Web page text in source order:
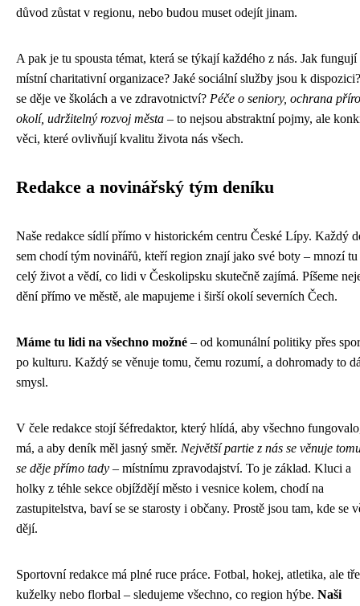
důvod zůstat v regionu, nebo budou muset odejít jinam.
A pak je tu spousta témat, která se týkají každého z nás. Jak fungují
místní charitativní organizace? Jaké sociální služby jsou k
se děje ve školách a ve zdravotnictví? Péče o seniory, ochrana
okolí, udržitelný rozvoj města – to nejsou abstraktní pojmy, ale
věci, které ovlivňují kvalitu života nás všech.
Redakce a novinářský tým deníku
Naše redakce sídlí přímo v historickém centru České Lípy. Každý
sem chodí tým novinářů, kteří region znají jako své boty – mnozí
celý život a vědí, co lidi v Českolipsku skutečně zajímá. Píšeme
dění přímo ve městě, ale mapujeme i širší okolí severních Čech.
Máme tu lidi na všechno možné – od komunální politiky přes
po kulturu. Každý se věnuje tomu, čemu rozumí, a dohromady to
smysl.
V čele redakce stojí šéfredaktor, který hlídá, aby všechno
má, a aby deník měl jasný směr. Největší partie z nás se věnuje
se děje přímo tady – místnímu zpravodajství. To je základ. Kluci a
holky z téhle sekce objíždějí město i vesnice kolem, chodí na
zastupitelstva, baví se se starosty i občany. Prostě jsou tam, kde se
dějí.
Sportovní redakce má plné ruce práce. Fotbal, hokej, atletika, ale
kuželky nebo florbal – sledujeme všechno, co region hýbe. Naši